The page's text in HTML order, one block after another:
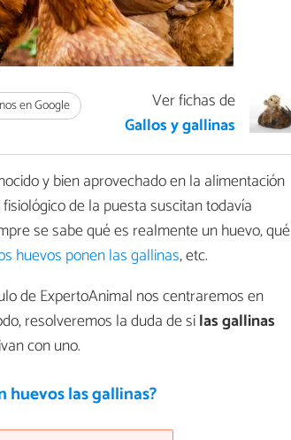
en Google
Ver fichas de
Gallos y gallinas
y bien aprovechado en la alimentación
de la puesta suscitan todavía
se sabe qué es realmente un huevo, qué
huevos ponen las gallinas, etc.
de ExpertoAnimal nos centraremos en
resolveremos la duda de silas gallinas
con uno.
huevos las gallinas?